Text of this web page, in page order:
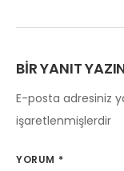
BIR YANIT
E-posta adresiniz
işaretlenmişlerdir
YORUM *